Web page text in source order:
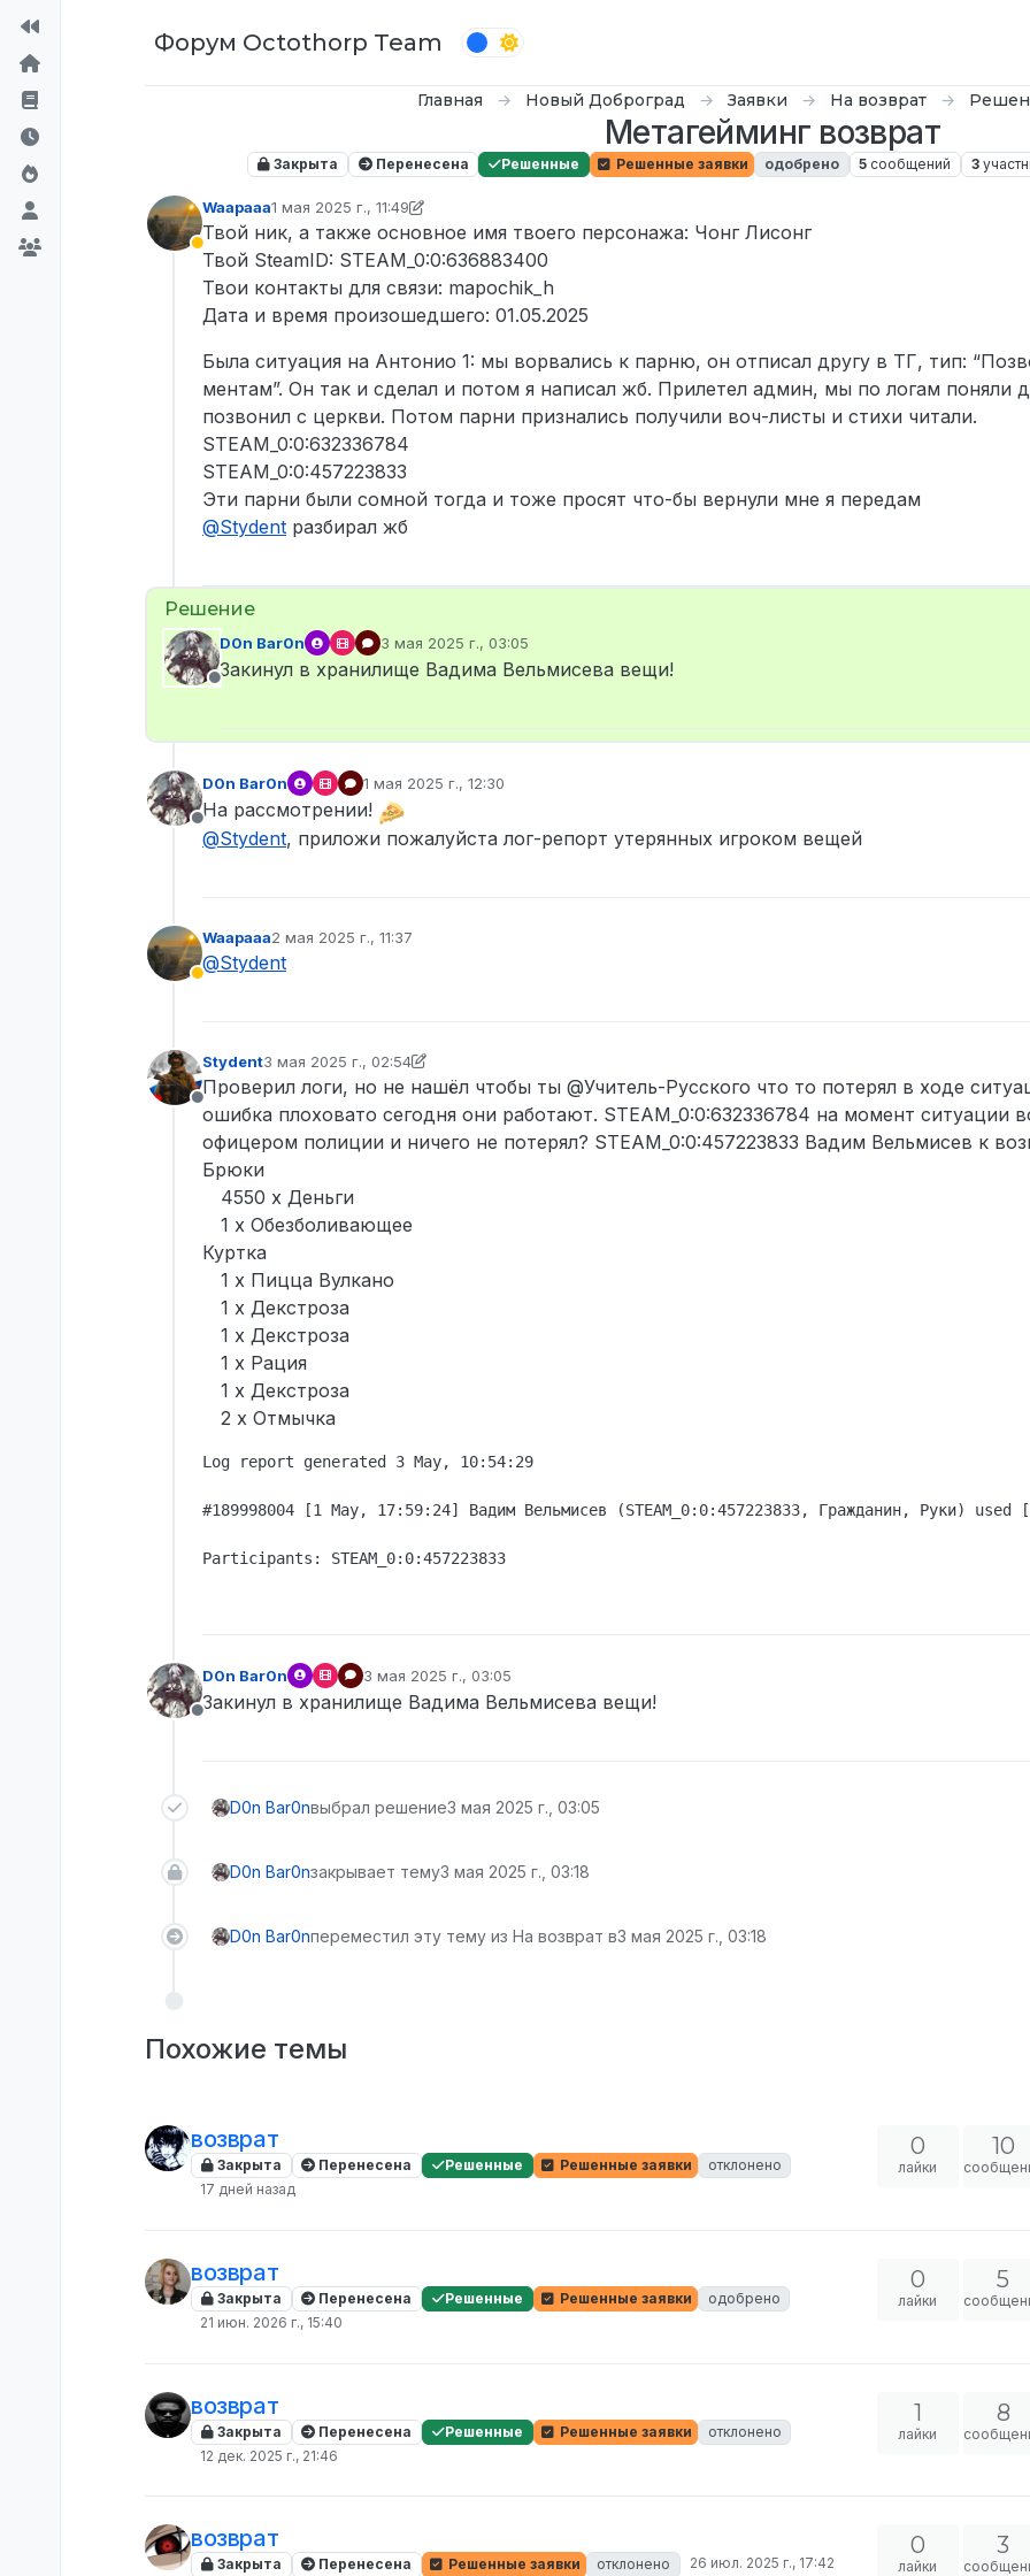
Форум Octothorp Team
Главная Новый Доброград Заявки На возврат
Метагейминг возврат
Закрыта Перенесена Решенные Решенные заявки одобрено 5 сообщений 3
Не активен
Waapaaa1 мая 2025 г., 11:49
отредактировано D0n Bar0n
Твой ник, а также основное имя твоего персонажа: Чонг Лисонг
Твой SteamID: STEAM_0:0:636883400
Твои контакты для связи: mapochik_h
Дата и время произошедшего: 01.05.2025
Была ситуация на Антонио 1: мы ворвались к парню, он отписал другу в ТГ, тип:
ментам”. Он так и сделал и потом я написал жб. Прилетел админ, мы по логам поняли
позвонил с церкви. Потом парни признались получили воч-листы и стихи читали.
STEAM_0:0:632336784
STEAM_0:0:457223833
Эти парни были сомной тогда и тоже просят что-бы вернули мне я передам
@Stydent разбирал жб
Не в сети
D0n Bar0n 3 мая 2025 г., 03:05
отредактировано
Закинул в хранилище Вадима Вельмисева вещи!
Не в сети
D0n Bar0n 1 мая 2025 г., 12:30
отредактировано
На рассмотрении!
@Stydent, приложи пожалуйста лог-репорт утерянных игроком вещей
Не активен
Waapaaa2 мая 2025 г., 11:37
отредактировано
@Stydent
Не в сети
Stydent3 мая 2025 г., 02:54
отредактировано Stydent
Проверил логи, но не нашёл чтобы ты @Учитель-Русского что то потерял в ходе
ошибка плоховато сегодня они работают. STEAM_0:0:632336784 на момент ситуации
офицером полиции и ничего не потерял? STEAM_0:0:457223833 Вадим Вельмисев к
Брюки
4550 x Деньги
1 x Обезболивающее
Куртка
1 x Пицца Вулкано
1 x Декстроза
1 x Декстроза
1 x Рация
1 x Декстроза
2 x Отмычка
Log report generated 3 May, 10:54:29
#189998004 [1 May, 17:59:24] Вадим Вельмисев (STEAM_0:0:457223833, Гражданин, Руки)
Не в сети
D0n Bar0n 3 мая 2025 г., 03:05
отредактировано
Закинул в хранилище Вадима Вельмисева вещи!
D0n Bar0nвыбрал решение3 мая 2025 г., 03:05
D0n Bar0nзакрывает тему3 мая 2025 г., 03:18
D0n Bar0nпереместил эту тему из На возврат в3 мая 2025 г., 03:18
Похожие темы
возврат
Закрыта Перенесена Решенные Решенные заявки
отклонено
17 дней назад
0
лайки
10
возврат
Закрыта Перенесена Решенные Решенные заявки
одобрено
21 июн. 2026 г., 15:40
0
лайки
5
возврат
Закрыта Перенесена Решенные Решенные заявки
отклонено
12 дек. 2025 г., 21:46
1
лайки
8
возврат
Закрыта Перенесена Решенные заявки отклонено 26 июл. 2025 г., 17:42
0
лайки
3